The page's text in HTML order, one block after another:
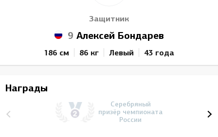
Защитник
9 Алексей Бондарев
186 см 86 кг Левый 43 года
Награды
Серебряный
призёр чемпионата
России